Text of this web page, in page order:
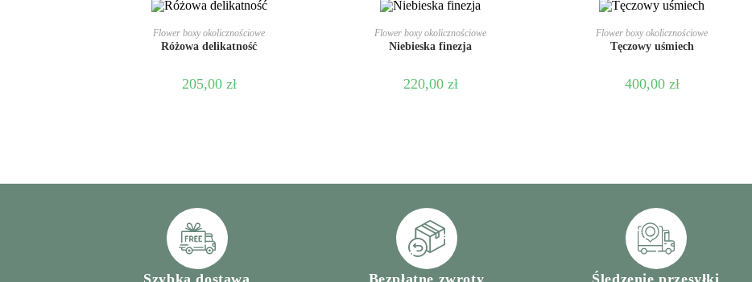
DODAJ DO KOSZYKA
Flower boxy okolicznościowe
Różowa delikatność
205,00 zł
DODAJ DO KOSZYKA
Flower boxy okolicznościowe
Niebieska finezja
220,00 zł
DODAJ DO KOSZYKA
Flower boxy okolicznościowe
Tęczowy uśmiech
400,00 zł
Szybka dostawa Bezpłatne zwroty Śledzenie przesyłki